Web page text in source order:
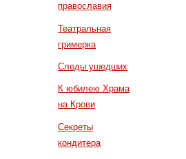
православия
Театральная
гримерка
Следы ушедших
К юбилею Храма
на Крови
Секреты
кондитера